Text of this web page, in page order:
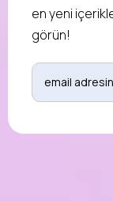
en yeni
görün!